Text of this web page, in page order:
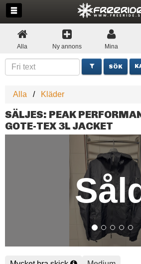
Alla Ny annons Mina
Alla Kläder
SÄLJES: PEAK
GOTE-TEX 3L JACKET